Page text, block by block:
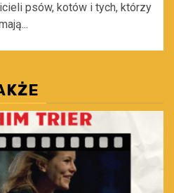
psów, kotów i tych, którzy